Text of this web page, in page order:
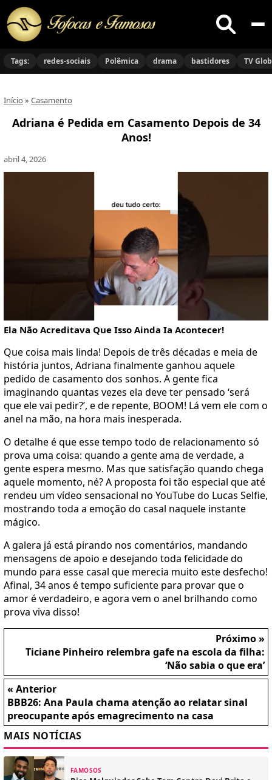
Buscar
no
Tags: redes-sociais Polêmica drama bastidores TV
Início » Casamento
Adriana é Pedida em Casamento Depois de 34
Anos!
abril 4, 2026
Ela Não Acreditava Que Isso Ainda Ia Acontecer!
Que coisa mais linda! Depois de três décadas e meia de
história juntos, Adriana finalmente ganhou aquele
pedido de casamento dos sonhos. A gente fica
imaginando quantas vezes ela deve ter pensado ‘será
que ele vai pedir?’, e de repente, BOOM! Lá vem ele com o
anel na mão, na hora mais inesperada.
O detalhe é que esse tempo todo de relacionamento só
prova uma coisa: quando a gente ama de verdade, a
gente espera mesmo. Mas que satisfação quando chega
aquele momento, né? A proposta foi tão especial que até
rendeu um vídeo sensacional no YouTube do Lucas Selfie,
mostrando toda a emoção do casal naquele instante
mágico.
A galera já está pirando nos comentários, mandando
mensagens de apoio e desejando toda felicidade do
mundo para esse casal que merecia muito este desfecho!
Afinal, 34 anos é tempo suficiente para provar que o
amor é verdadeiro, e agora vem o anel brilhando como
prova viva disso!
Próximo »
Ticiane Pinheiro relembra gafe na escola da filha:
‘Não sabia o que era’
« Anterior
BBB26: Ana Paula chama atenção ao relatar sinal
preocupante após emagrecimento na casa
MAIS NOTÍCIAS
FAMOSOS